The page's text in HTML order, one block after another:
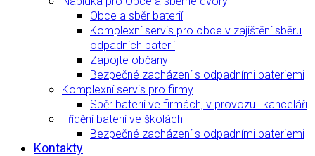
Obce a sběr baterií
Komplexní servis pro obce v zajištění sběru
odpadních baterií
Zapojte občany
Bezpečné zacházení s odpadními bateriemi
Komplexní servis pro firmy
Sběr baterií ve firmách, v provozu i kanceláři
Třídění baterií ve školách
Bezpečné zacházení s odpadními bateriemi
Kontakty